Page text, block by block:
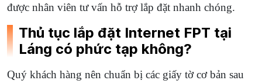
được nhân viên tư vấn hỗ trợ lắp đặt nhanh chóng.
Thủ tục lắp đặt Internet FPT tại
Láng có phức tạp không?
Quý khách hàng nên chuẩn bị các giấy tờ cơ bản sau